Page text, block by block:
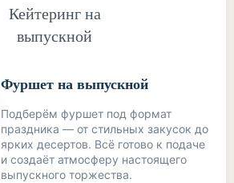
Кейтеринг на
выпускной
Фуршет на выпускной
Подберём фуршет под формат
праздника — от стильных закусок до
ярких десертов. Всё готово к подаче
и создаёт атмосферу настоящего
выпускного торжества.